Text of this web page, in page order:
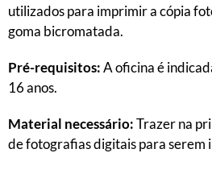
utilizados para imprimir a cópia
goma bicromatada.
Pré-requisitos:A oficina é
16 anos.
Material necessário:Trazer na
de fotografias digitais para serem